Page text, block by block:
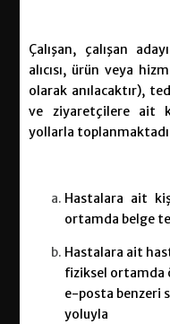
Çalışan, çalışan
alıcısı, ürün veya
olarak anılacaktır),
ve ziyaretçilere ait
yollarla
Hastalara ait
ortamda belge
Hastalara ait
fiziksel ortamda
e-posta benzeri
yoluyla